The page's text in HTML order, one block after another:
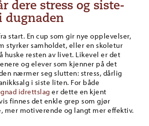
dere stress og siste-
dugnaden
start. En cup som gir nye opplevelser,
styrker samholdet, eller en skoletur
huske resten av livet. Likevel er det
og elever som kjenner på det
nærmer seg slutten: stress, dårlig
i siste liten. For både
idrettslag er dette en kjent
finnes det enkle grep som gjør
mer motiverende og langt mer effektiv.